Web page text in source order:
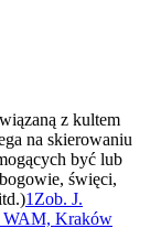
z kultem
na skierowaniu
być lub
święci,
1Zob. J.
WAM, Kraków